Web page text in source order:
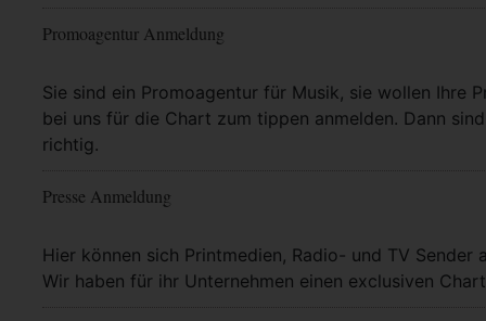
Promoagentur Anmeldung
Sie sind ein Promoagentur für Musik, sie wollen Ihre
bei uns für die Chart zum tippen anmelden. Dann
richtig.
Mehr Info
Presse Anmeldung
Hier können sich Printmedien, Radio- und TV Sender
Wir haben für ihr Unternehmen einen exclusiven
Mehr Info